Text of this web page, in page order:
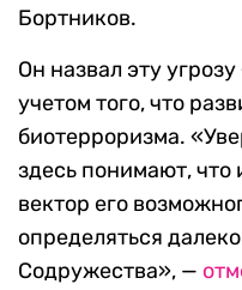
Бортников.
Он назвал эту
учетом того, что
биотерроризма.
здесь понимают,
вектор его
определяться
Содружества», —